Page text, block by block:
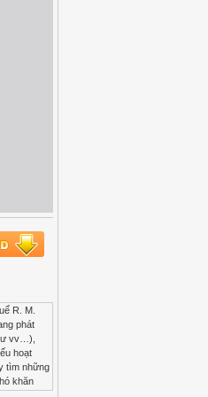
người nộp thuế kê khai thu nhập thấp hơn mức ước lượng, thì thuế được áp đặt trên cơ sở thu nhập ước lượng. Một lần nữa, người nộp thuế cũng được chia thành các phân nhóm, nhưng không phải toàn bộ những người nộp thuế trong một phân nhóm đều phải nộp cùng Chương trình Giảng dạy Kinh tế Fulbright Tài chính công Bài đọc Thu thuế tại các nước đang phát triển Ch 25 Vươn tới những người khó thu thuế